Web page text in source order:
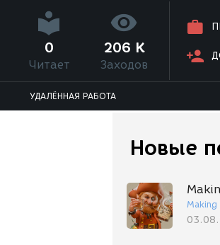
0
Читает
206 K
Заходов
УДАЛЁННАЯ РАБОТА
Новые